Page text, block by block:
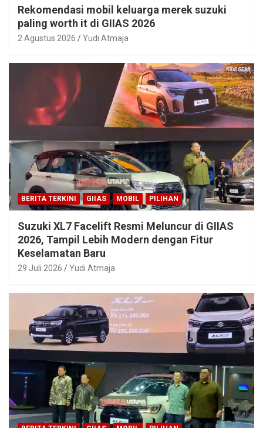
Rekomendasi mobil keluarga merek suzuki
paling worth it di GIIAS 2026
2 Agustus 2026 Yudi Atmaja
BERITA TERKINI GIIAS MOBIL PILIHAN
Suzuki XL7 Facelift Resmi Meluncur di GIIAS
2026, Tampil Lebih Modern dengan Fitur
Keselamatan Baru
29 Juli 2026 Yudi Atmaja